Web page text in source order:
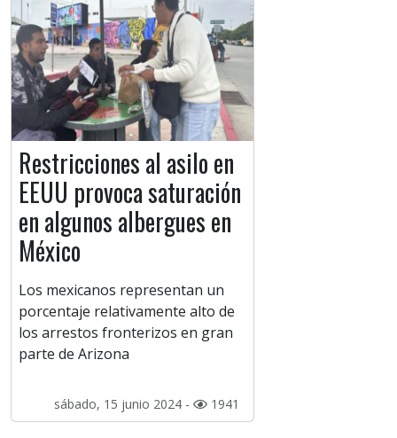
Restricciones al asilo en
EEUU provoca saturación
en algunos albergues en
México
Los mexicanos representan un
porcentaje relativamente alto de
los arrestos fronterizos en gran
parte de Arizona
sábado, 15 junio 2024 - 1941